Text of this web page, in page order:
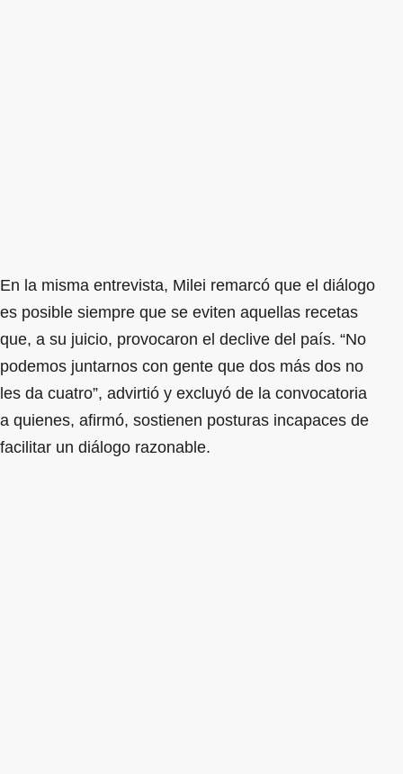
En la misma entrevista, Milei remarcó que el diálogo
es posible siempre que se eviten aquellas recetas
que, a su juicio, provocaron el declive del país. “No
podemos juntarnos con gente que dos más dos no
les da cuatro”, advirtió y excluyó de la convocatoria
a quienes, afirmó, sostienen posturas incapaces de
facilitar un diálogo razonable.